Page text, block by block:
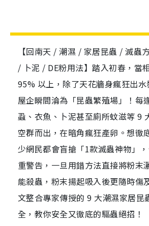
【回南天 / 潮濕 / 家居昆蟲 / 滅蟲
/ 卜泥 / DE粉用法】踏入初春，當
95% 以上，除了天花牆身瘋狂出
屋企瞬間淪為「昆蟲繁殖場」！每
蝨、衣魚、卜泥甚至廁所蚊滋等 9
空群而出，在暗角瘋狂產卵。想徹
少網民都會盲搶「1款滅蟲神物」
重警告，一旦用錯方法直接將粉末
能殺蟲，粉末揚起吸入後更隨時傷
文整合專家傳授的 9 大潮濕家居昆
全，教你安全又徹底的驅蟲絕招！